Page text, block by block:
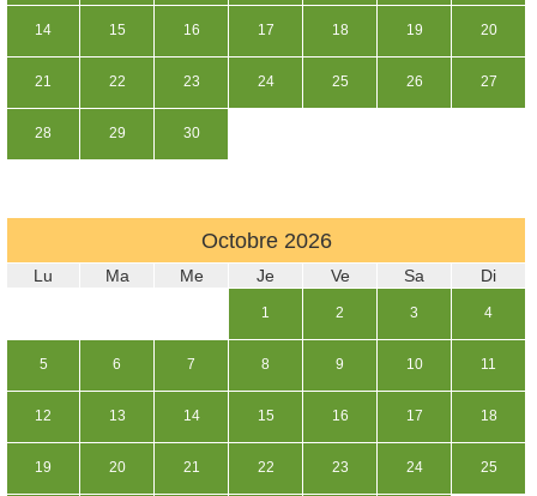
14 15 16 17 18 19 20
21 22 23 24 25 26 27
28 29 30
Octobre 2026
Lu Ma Me Je Ve Sa Di
1 2 3 4
5 6 7 8 9 10 11
12 13 14 15 16 17 18
19 20 21 22 23 24 25